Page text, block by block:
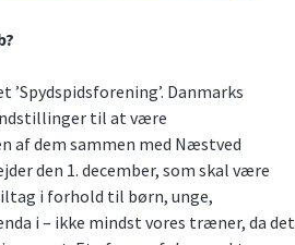
Danmarks
til at være
af dem sammen med Næstved
den 1. december, som skal være
i forhold til børn, unge,
i – ikke mindst vores træner, da det